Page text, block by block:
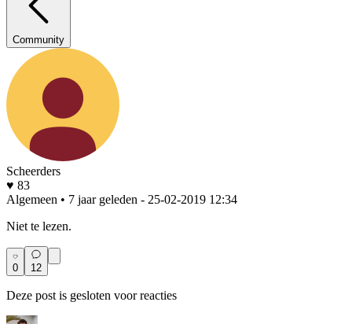
Community
Scheerders
♥ 83
Algemeen • 7 jaar geleden - 25-02-2019 12:34
Niet te lezen.
0 12
Deze post is gesloten voor reacties